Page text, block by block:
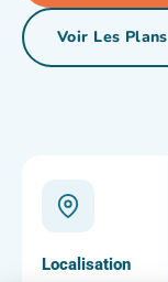
Voir Les Plans
Localisation